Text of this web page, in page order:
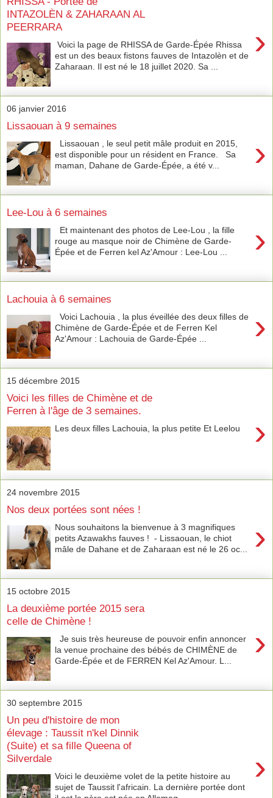
INTAZOLÈN & ZAHARAAN AL
PEERRARA
›
Voici la page de RHISSA de Garde-Épée Rhissa
est un des beaux fistons fauves de Intazolèn et de
Zaharaan. Il est né le 18 juillet 2020. Sa ...
06 janvier 2016
Lissaouan à 9 semaines
›
Lissaouan , le seul petit mâle produit en 2015,
est disponible pour un résident en France. Sa
maman, Dahane de Garde-Épée, a été v...
Lee-Lou à 6 semaines
›
Et maintenant des photos de Lee-Lou , la fille
rouge au masque noir de Chimène de Garde-
Épée et de Ferren kel Az'Amour : Lee-Lou ...
Lachouia à 6 semaines
›
Voici Lachouia , la plus éveillée des deux filles de
Chimène de Garde-Épée et de Ferren Kel
Az'Amour : Lachouia de Garde-Épée ...
15 décembre 2015
Voici les filles de Chimène et de
Ferren à l'âge de 3 semaines.
›
Les deux filles Lachouia, la plus petite Et Leelou
24 novembre 2015
Nos deux portées sont nées !
›
Nous souhaitons la bienvenue à 3 magnifiques
petits Azawakhs fauves ! - Lissaouan, le chiot
mâle de Dahane et de Zaharaan est né le 26 oc...
15 octobre 2015
La deuxième portée 2015 sera
celle de Chimène !
›
Je suis très heureuse de pouvoir enfin annoncer
la venue prochaine des bébés de CHIMÈNE de
Garde-Épée et de FERREN Kel Az'Amour. L...
30 septembre 2015
Un peu d'histoire de mon
élevage : Taussit n'kel Dinnik
(Suite) et sa fille Queena of
Silverdale
›
Voici le deuxième volet de la petite histoire au
sujet de Taussit l'africain. La dernière portée dont